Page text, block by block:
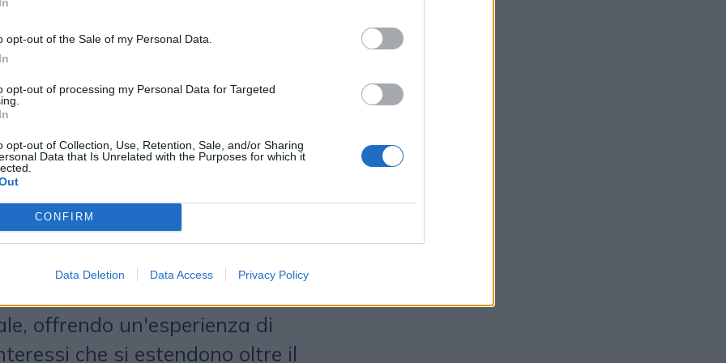
opt-out of the Sale of my Personal Data.
opt-out of processing my Personal Data for Targeted
opt-out of Collection, Use, Retention, Sale, and/or Sharing
Data that Is Unrelated with the Purposes for which it
CONFIRM
Data Deletion Data Access Privacy Policy
programma di loyalty
ai tifosi nerazzurri, il quale vedrà
nell'arco del 2025. L'iniziativa
di engagement che evolve in
di fidelizzazione
sfruttando l'edutainment,
journey personalizzata
Il club sarà quindi in condizione
più a fondo i propri appassionati,
loro un dialogo diretto e
offrendo un'esperienza di
che si estendono oltre il